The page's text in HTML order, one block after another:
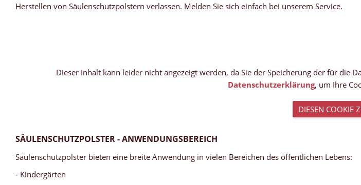
SÄULENSCHUTZPOLSTER MIT SPONSORENLOGO
SÄULENSCHUTZPOLSTER AUS REISSFESTEM LEICHTPLANENSTOFF
SÄULENSCHUTZPOLSTER SONDERANFERTIGUNGEN
SÄULENSCHUTZPOLSTER FÜR FLUTLICHTMAST
Herstellen von Säulenschutzpolstern verlassen. Melden Sie sich einfach bei unserem Service.
Dieser Inhalt kann leider nicht angezeigt werden, da Sie der Speicherung der für die
Datenschutzerklärung, um Ihre
DIESEN COOKIE
SÄULENSCHUTZPOLSTER - ANWENDUNGSBEREICH
Säulenschutzpolster bieten eine breite Anwendung in vielen Bereichen des öffentlichen Lebens:
- Kindergärten